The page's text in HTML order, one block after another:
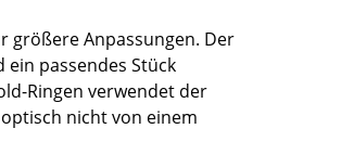
größere Anpassungen. Der
passendes Stück
Ringen verwendet der
nicht von einem